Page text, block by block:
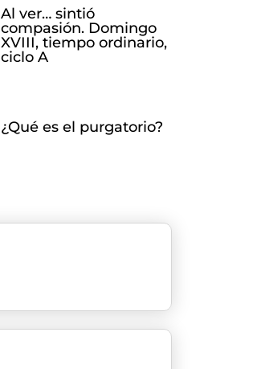
Al ver… sintió
compasión. Domingo
XVIII, tiempo ordinario,
ciclo A
¿Qué es el purgatorio?